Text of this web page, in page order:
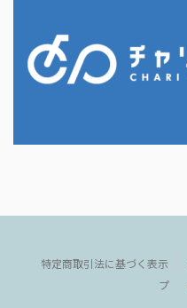
特定商取引法に基づく表示
プ